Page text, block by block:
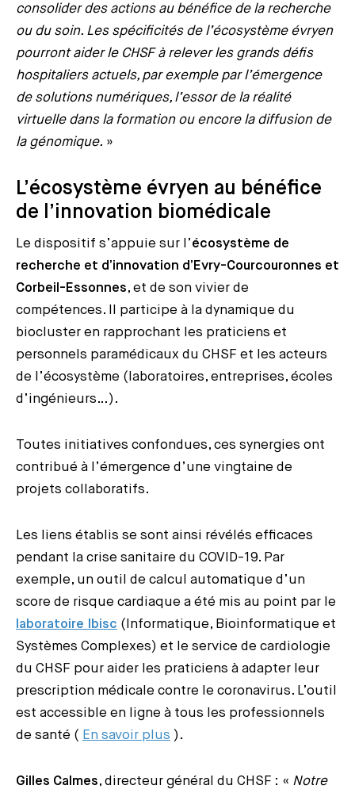
consolider des actions au bénéfice de la recherche
ou du soin. Les spécificités de l’écosystème évryen
pourront aider le CHSF à relever les grands défis
hospitaliers actuels, par exemple par l’émergence
de solutions numériques, l’essor de la réalité
virtuelle dans la formation ou encore la diffusion de
la génomique. »
L’écosystème évryen au bénéfice
de l’innovation biomédicale
Le dispositif s’appuie sur l’écosystème de
recherche et d’innovation d’Evry-Courcouronnes et
Corbeil-Essonnes, et de son vivier de
compétences. Il participe à la dynamique du
biocluster en rapprochant les praticiens et
personnels paramédicaux du CHSF et les acteurs
de l’écosystème (laboratoires, entreprises, écoles
d’ingénieurs…).
Toutes initiatives confondues, ces synergies ont
contribué à l’émergence d’une vingtaine de
projets collaboratifs.
Les liens établis se sont ainsi révélés efficaces
pendant la crise sanitaire du COVID-19. Par
exemple, un outil de calcul automatique d’un
score de risque cardiaque a été mis au point par le
laboratoire Ibisc (Informatique, Bioinformatique et
Systèmes Complexes) et le service de cardiologie
du CHSF pour aider les praticiens à adapter leur
prescription médicale contre le coronavirus. L’outil
est accessible en ligne à tous les professionnels
de santé ( En savoir plus ).
Gilles Calmes, directeur général du CHSF : « Notre